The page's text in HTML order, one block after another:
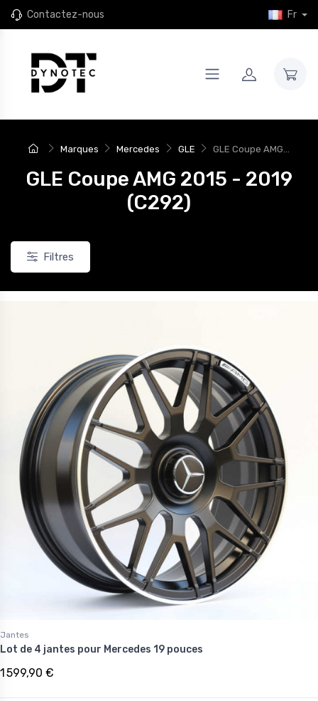
Contactez-nous Fr
Marques Mercedes GLE GLE Coupe AMG...
GLE Coupe AMG 2015 - 2019
(C292)
Filtres
Jantes
Lot de 4 jantes pour Mercedes 19 pouces
1 599,90 €